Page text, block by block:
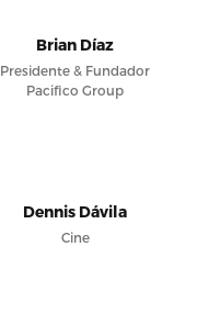
Brian Díaz
Presidente & Fundador
Pacifico Group
Dennis Dávila
Cine